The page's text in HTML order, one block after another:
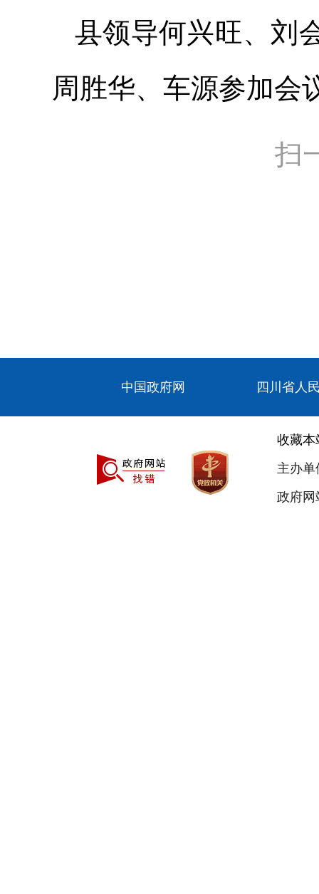
县领导何兴旺、刘
周胜华、车源参加会
扫
中国政府网 四川省人
收藏本
主办
政府网